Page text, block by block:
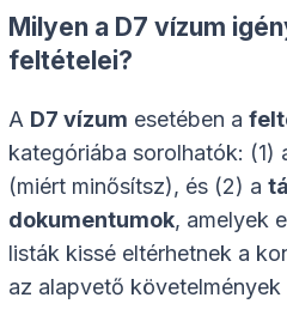
Milyen a D7 vízum
feltételei?
A D7 vízum esetében a
kategóriába sorolhatók: (1)
(miért minősítsz), és (2) a
dokumentumok, amelyek
listák kissé eltérhetnek a
az alapvető követelmények